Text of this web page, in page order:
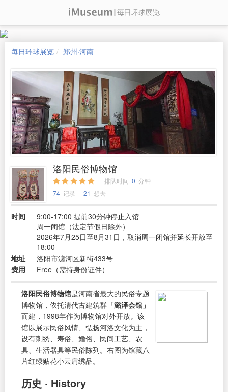
每日环球展览 郑州·河南
洛阳民俗博物馆
排队时间 0 分钟
74 记录 21 想去
时间
9:00-17:00 提前30分钟停止入馆
周一闭馆（法定节假日除外）
2026年7月25日至8月31日，取消周一闭馆并延长开放至
18:00
地址
洛阳市瀍河区新街433号
费用
Free（需持身份证件）
洛阳民俗博物馆是河南省最大的民俗专题
博物馆，依托清代古建筑群 「潞泽会馆」
而建，1998年作为博物馆对外开放。该
馆以展示民俗风情、弘扬河洛文化为主，
设有刺绣、寿俗、婚俗、民间工艺、农
具、生活器具等民俗陈列。右图为馆藏八
片红绿贴花小云肩绣品。
历史 · History